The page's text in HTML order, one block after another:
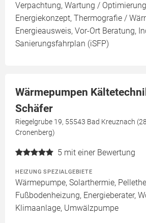
Verpachtung, Wartung /
Energiekonzept, Thermografie /
Energieausweis, Vor-Ort Beratung,
Sanierungsfahrplan (iSFP)
Wärmepumpen
Schäfer
Riegelgrube 19, 55543 Bad Kreuznach
Cronenberg)
5 mit einer Bewertung
HEIZUNG SPEZIALGEBIETE
Wärmepumpe, Solarthermie,
Fußbodenheizung, Energieberater,
Klimaanlage, Umwälzpumpe